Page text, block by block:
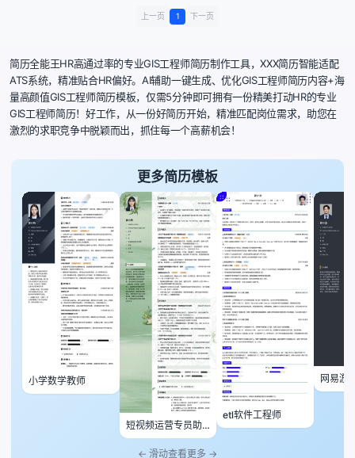
上一页 1 下一页
简历全能王HR高通过率的专业GIS工程师简历制作工具，XXX简历智能适配
ATS系统，精准贴合HR偏好。AI辅助一键生成、优化GIS工程师简历内容+海
量高颜值GIS工程师简历模板，仅需5分钟即可拥有一份精美打动HR的专业
GIS工程师简历！好工作，从一份好简历开始，精准匹配岗位需求，助您在
激烈的求职竞争中脱颖而出，抓住每一个高薪机会！
更多简历模板
小学数学教师
短视频运营专员助
理
etl软件工程师
网易游
← 滑动查看更多 →